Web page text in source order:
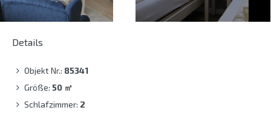
Details
Objekt Nr.: 85341
Größe: 50 ㎡
Schlafzimmer: 2